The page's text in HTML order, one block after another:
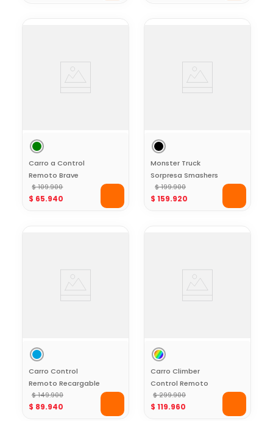
Carro a Control
Remoto Brave
Stunt Verde Toy
Logic
$ 109.900
$ 65.940
Monster Truck
Sorpresa Smashers
$ 199.900
$ 159.920
Carro Control
Remoto Recargable
Stunt Flow Toy
Logic Azul
$ 149.900
$ 89.940
Carro Climber
Control Remoto
con Camara y
Control por App
$ 299.900
$ 119.960